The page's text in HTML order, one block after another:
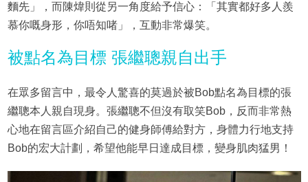
麵先」，而陳煒則從另一角度給予信心：「其實都好多人羨
慕你嘅身形，你唔知啫」，互動非常爆笑。
被點名為目標 張繼聰親自出手
在眾多留言中，最令人驚喜的莫過於被Bob點名為目標的張
繼聰本人親自現身。張繼聰不但沒有取笑Bob，反而非常熱
心地在留言區介紹自己的健身師傅給對方，身體力行地支持
Bob的宏大計劃，希望他能早日達成目標，變身肌肉猛男！